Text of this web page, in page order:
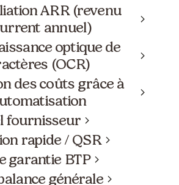
ARR (revenu
annuel)
optique de
(OCR)
des coûts grâce à
fournisseur
rapide / QSR
garantie BTP
générale